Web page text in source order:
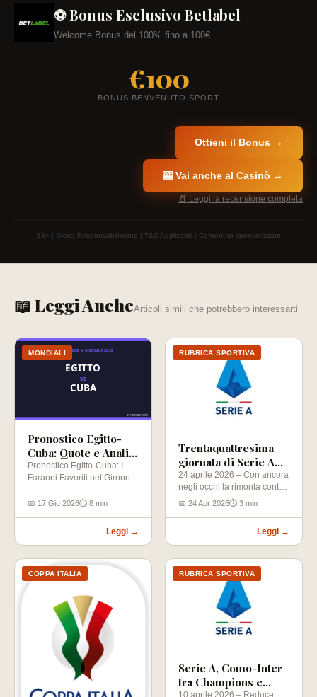
⚽ Bonus Esclusivo Betlabel
Welcome Bonus del 100% fino a 100€
€100
BONUS BENVENUTO SPORT
Ottieni il Bonus →
🎰 Vai anche al Casinò →
📄 Leggi la recensione completa
18+ | Gioca Responsabilmente | T&C Applicabili | Contenuto sponsorizzato
📖 Leggi AncheArticoli simili che potrebbero interessarti
MONDIALI
Pronostico Egitto-
Cuba: Quote e Analisi
Mondiali 2026
Pronostico Egitto-Cuba: I
Faraoni Favoriti nel Girone
Mondiali 2026…
📅 17 Giu 2026⏱ 8 min
Leggi →
RUBRICA SPORTIVA
Trentaquattresima
giornata di Serie A
2025-2026
24 aprile 2026 – Con ancora
negli occhi la rimonta contro
il Como che…
📅 24 Apr 2026⏱ 3 min
Leggi →
COPPA ITALIA RUBRICA SPORTIVA
Serie A, Como-Inter
tra Champions e